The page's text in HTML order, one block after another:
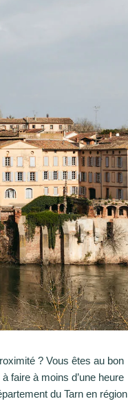
? Vous êtes au bon
faire à moins d’une heure
du Tarn en région